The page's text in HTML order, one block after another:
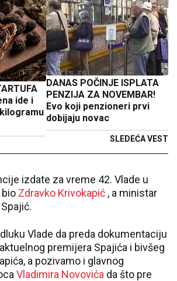
ide i
DANAS POČINJE ISPLATA
PENZIJA ZA NOVEMBAR!
Evo koji penzioneri prvi
dobijaju novac
SLEDEĆA VEST
izdate za vreme 42. Vlade u
Zdravko Krivokapić , a ministar
Vlade da preda dokumentaciju
premijera Spajića i bivšeg
a pozivamo i glavnog
Vladimira Novovića da što pre